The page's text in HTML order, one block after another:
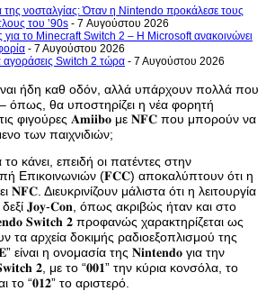
νοσταλγίας: Όταν η Nintendo προκάλεσε τους
του ’90s - 7 Αυγούστου 2026
για το Minecraft Switch 2 – Η Microsoft ανακοινώνει
- 7 Αυγούστου 2026
αγοράσεις Switch 2 τώρα - 7 Αυγούστου 2026
ήδη καθ οδόν, αλλά υπάρχουν πολλά που
όπως, θα υποστηρίζει η νέα φορητή
φιγούρες 𝐀𝐦𝐢𝐢𝐛𝐨 με 𝐍𝐅𝐂 που μπορούν να
των παιχνιδιών;
κάνει, επειδή οι πατέντες στην
Επικοινωνιών (𝐅𝐂𝐂) αποκαλύπτουν ότι η
𝐍𝐅𝐂. Διευκρινίζουν μάλιστα ότι η λειτουργία
𝐉𝐨𝐲-𝐂𝐨𝐧, όπως ακριβώς ήταν και στο
𝐒𝐰𝐢𝐭𝐜𝐡 𝟐 προφανώς χαρακτηρίζεται ως
αρχεία δοκιμής ραδιοεξοπλισμού της
είναι η ονομασία της 𝐍𝐢𝐧𝐭𝐞𝐧𝐝𝐨 για την
𝟐, με το “𝟎𝟎𝟏” την κύρια κονσόλα, το
το “𝟎𝟏𝟐” το αριστερό.